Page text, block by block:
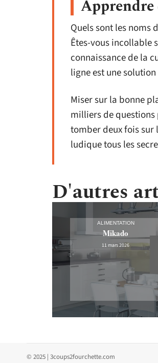
Apprendre
Quels sont les noms
Êtes-vous incollable
connaissance de la
ligne est une
Miser sur la bonne
milliers de questions
tomber deux fois sur
ludique tous les
D'autres
ALIMENTATION
Mikado
11 mars 2026
© 2025 | 3coups2fourchette.com